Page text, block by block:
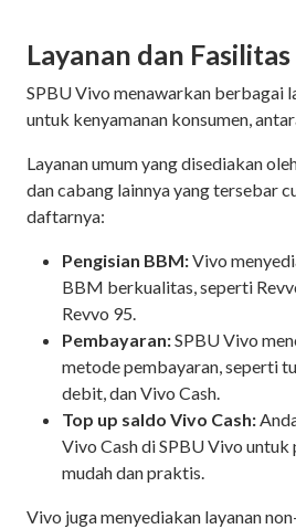
Layanan dan
SPBU Vivo menawarkan berbagai
untuk kenyamanan konsumen,
Layanan umum yang disediakan
dan cabang lainnya yang tersebar
daftarnya:
Pengisian BBM:Vivo
BBM berkualitas, seperti
Revvo 95.
Pembayaran:SPBU Vivo
metode pembayaran, seperti
debit, dan Vivo Cash.
Top up saldo Vivo Cash:
Vivo Cash di SPBU Vivo
mudah dan praktis.
Vivo juga menyediakan layanan